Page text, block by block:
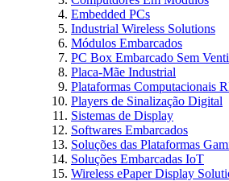
Embedded PCs
Industrial Wireless Solutions
Módulos Embarcados
PC Box Embarcado Sem
Placa-Mãe Industrial
Plataformas Computacionais
Players de Sinalização Digital
Sistemas de Display
Softwares Embarcados
Soluções das Plataformas
Soluções Embarcadas IoT
Wireless ePaper Display